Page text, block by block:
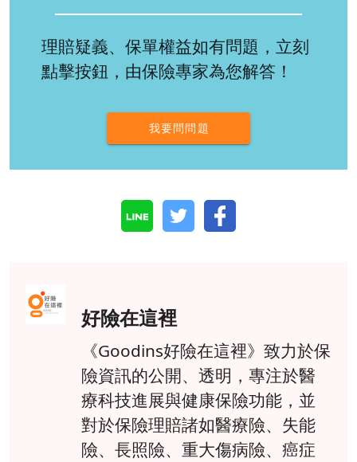
理賠疑義、保單權益如有問題，立刻
點擊按鈕，由保險專家為您解答！
我要問問題
好險在這裡
《Goodins好險在這裡》致力於保
險資訊的公開、透明，專注於醫
療科技進展與健康保險功能，並
對於保險理賠諸如醫療險、失能
險、長照險、重大傷病險、癌症